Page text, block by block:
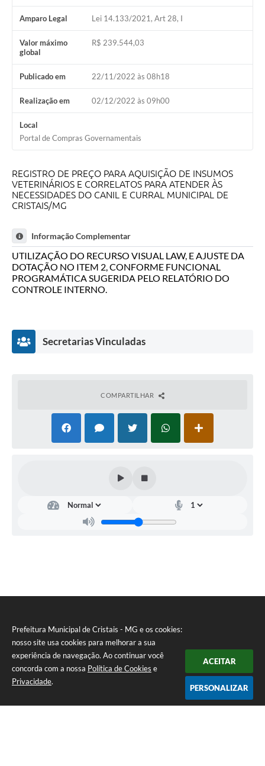
Prefeitura Municipal de Cristais - MG e os cookies:
nosso site usa cookies para melhorar a sua
experiência de navegação. Ao continuar você
concorda com a nossa Política de Cookies e
Privacidade.
ACEITAR
PERSONALIZAR
Amparo Legal Lei 14.133/2021, Art 28, I
Valor máximo
global
R$ 239.544,03
Publicado em 22/11/2022 às 08h18
Realização em 02/12/2022 às 09h00
Local
Portal de Compras Governamentais
REGISTRO DE PREÇO PARA AQUISIÇÃO DE INSUMOS
VETERINÁRIOS E CORRELATOS PARA ATENDER ÀS
NECESSIDADES DO CANIL E CURRAL MUNICIPAL DE
CRISTAIS/MG
Informação Complementar
UTILIZAÇÃO DO RECURSO VISUAL LAW, E AJUSTE DA
DOTAÇÃO NO ITEM 2, CONFORME FUNCIONAL
PROGRAMÁTICA SUGERIDA PELO RELATÓRIO DO
CONTROLE INTERNO.
Secretarias Vinculadas
COMPARTILHAR